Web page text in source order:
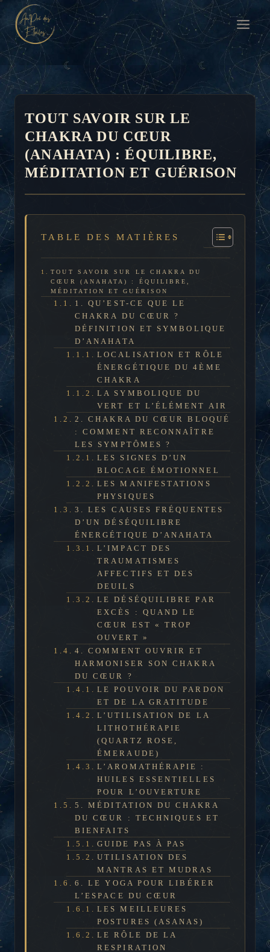
Aller
au
contenu
TOUT SAVOIR SUR LE
CHAKRA DU CŒUR
(ANAHATA) : ÉQUILIBRE,
MÉDITATION ET GUÉRISON
TABLE DES MATIÈRES
TOUT SAVOIR SUR LE CHAKRA DU
CŒUR (ANAHATA) : ÉQUILIBRE,
MÉDITATION ET GUÉRISON
1. QU’EST-CE QUE LE
CHAKRA DU CŒUR ?
DÉFINITION ET SYMBOLIQUE
D’ANAHATA
LOCALISATION ET RÔLE
ÉNERGÉTIQUE DU 4ÈME
CHAKRA
LA SYMBOLIQUE DU
VERT ET L’ÉLÉMENT AIR
2. CHAKRA DU CŒUR BLOQUÉ
: COMMENT RECONNAÎTRE
LES SYMPTÔMES ?
LES SIGNES D’UN
BLOCAGE ÉMOTIONNEL
LES MANIFESTATIONS
PHYSIQUES
3. LES CAUSES FRÉQUENTES
D’UN DÉSÉQUILIBRE
ÉNERGÉTIQUE D’ANAHATA
L’IMPACT DES
TRAUMATISMES
AFFECTIFS ET DES
DEUILS
LE DÉSÉQUILIBRE PAR
EXCÈS : QUAND LE
CŒUR EST « TROP
OUVERT »
4. COMMENT OUVRIR ET
HARMONISER SON CHAKRA
DU CŒUR ?
LE POUVOIR DU PARDON
ET DE LA GRATITUDE
L’UTILISATION DE LA
LITHOTHÉRAPIE
(QUARTZ ROSE,
ÉMERAUDE)
L’AROMATHÉRAPIE :
HUILES ESSENTIELLES
POUR L’OUVERTURE
5. MÉDITATION DU CHAKRA
DU CŒUR : TECHNIQUES ET
BIENFAITS
GUIDE PAS À PAS
UTILISATION DES
MANTRAS ET MUDRAS
6. LE YOGA POUR LIBÉRER
L’ESPACE DU CŒUR
LES MEILLEURES
POSTURES (ASANAS)
LE RÔLE DE LA
RESPIRATION